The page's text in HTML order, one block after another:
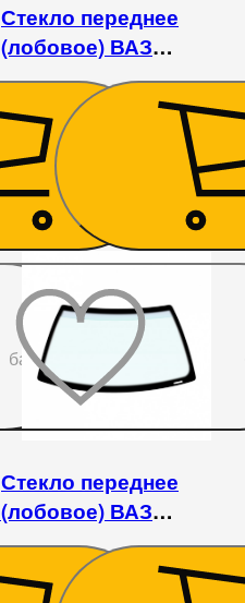
Стекло переднее
(лобовое) ВАЗ
2121/21213/21214/2131
1 980₴
До
бажаного
Стекло переднее
(лобовое) ВАЗ
2110/2111/2112/2170/
/ Богдан 2110/2111/2310